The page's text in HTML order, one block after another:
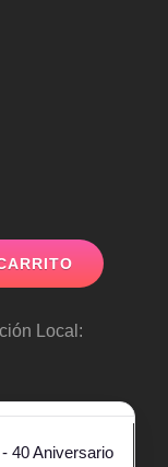
Local:
40 Aniversario